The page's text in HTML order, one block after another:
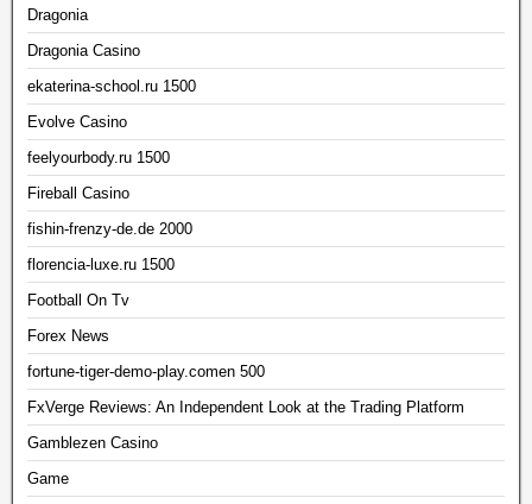
Dragonia
Dragonia Casino
ekaterina-school.ru 1500
Evolve Casino
feelyourbody.ru 1500
Fireball Casino
fishin-frenzy-de.de 2000
florencia-luxe.ru 1500
Football On Tv
Forex News
fortune-tiger-demo-play.comen 500
FxVerge Reviews: An Independent Look at the Trading Platform
Gamblezen Casino
Game